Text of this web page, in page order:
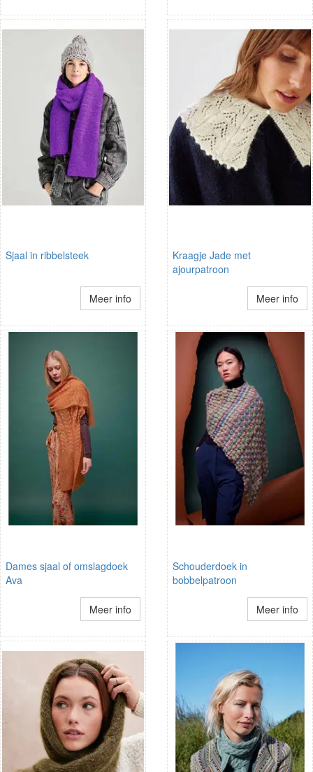
Sjaal in ribbelsteek
Meer info
Kraagje Jade met
ajourpatroon
Meer info
Dames sjaal of omslagdoek
Ava
Meer info
Schouderdoek in
bobbelpatroon
Meer info